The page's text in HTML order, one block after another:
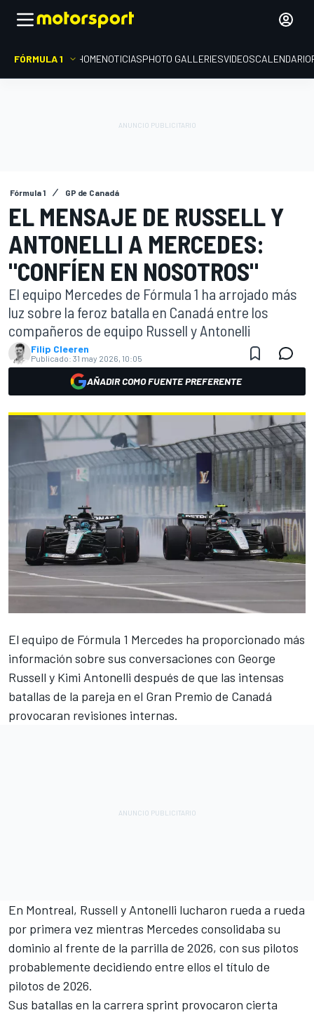
FÓRMULA 1 HOMENOTICIASPHOTO GALLERIESVIDEOSCALENDARIO
Fórmula 1 GP de Canadá
EL MENSAJE DE RUSSELL Y
ANTONELLI A MERCEDES:
"CONFÍEN EN NOSOTROS"
El equipo Mercedes de Fórmula 1 ha arrojado más
luz sobre la feroz batalla en Canadá entre los
compañeros de equipo Russell y Antonelli
Filip Cleeren
Publicado: 31 may 2026, 10:05
AÑADIR COMO FUENTE PREFERENTE
El equipo de Fórmula 1 Mercedes ha proporcionado más
información sobre sus conversaciones con George
Russell y Kimi Antonelli después de que las intensas
batallas de la pareja en el Gran Premio de Canadá
provocaran revisiones internas.
En Montreal, Russell y Antonelli lucharon rueda a rueda
por primera vez mientras Mercedes consolidaba su
dominio al frente de la parrilla de 2026, con sus pilotos
probablemente decidiendo entre ellos el título de
pilotos de 2026.
Sus batallas en la carrera sprint provocaron cierta